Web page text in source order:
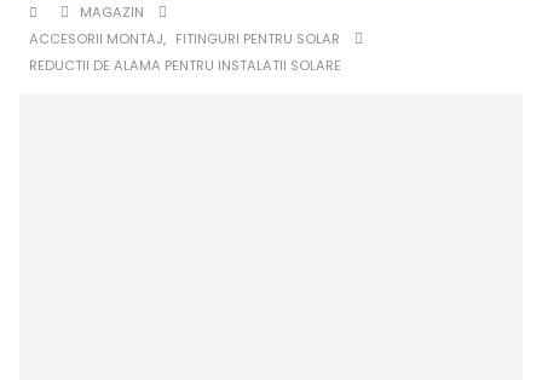
MAGAZIN
ACCESORII MONTAJ, FITINGURI PENTRU SOLAR
REDUCTII DE ALAMA PENTRU INSTALATII SOLARE